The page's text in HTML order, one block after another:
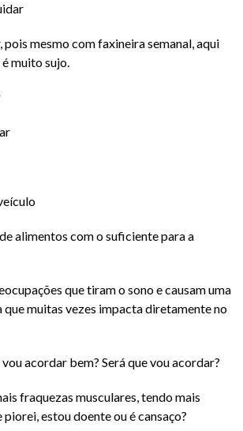
pois mesmo com faxineira semanal, aqui
muito sujo.
alimentos com o suficiente para a
que tiram o sono e causam uma
que muitas vezes impacta diretamente no
vou acordar bem? Será que vou acordar?
fraquezas musculares, tendo mais
piorei, estou doente ou é cansaço?